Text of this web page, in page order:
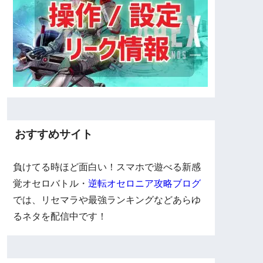
おすすめサイト
負けてる時ほど面白い！スマホで遊べる新感
覚オセロバトル・ 逆転オセロニア攻略ブログ
では、リセマラや最強ランキングなどあらゆ
るネタを配信中です！